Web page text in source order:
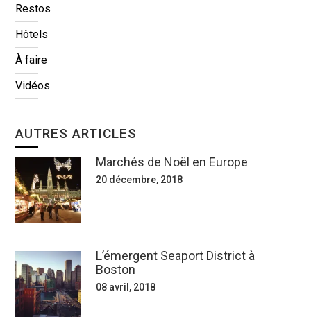
Restos
Hôtels
À faire
Vidéos
AUTRES ARTICLES
Marchés de Noël en Europe
20 décembre, 2018
L’émergent Seaport District à
Boston
08 avril, 2018